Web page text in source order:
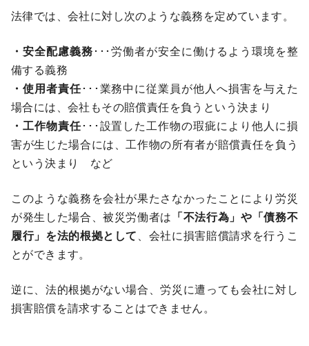
法律では、会社に対し次のような義務を定めています。
・安全配慮義務･･･労働者が安全に働けるよう環境を整
備する義務
・使用者責任･･･業務中に従業員が他人へ損害を与えた
場合には、会社もその賠償責任を負うという決まり
・工作物責任･･･設置した工作物の瑕疵により他人に損
害が生じた場合には、工作物の所有者が賠償責任を負う
という決まり など
このような義務を会社が果たさなかったことにより労災
が発生した場合、被災労働者は 「不法行為」や「債務不
履行」を法的根拠として、会社に損害賠償請求を行うこ
とができます。
逆に、法的根拠がない場合、労災に遭っても会社に対し
損害賠償を請求することはできません。